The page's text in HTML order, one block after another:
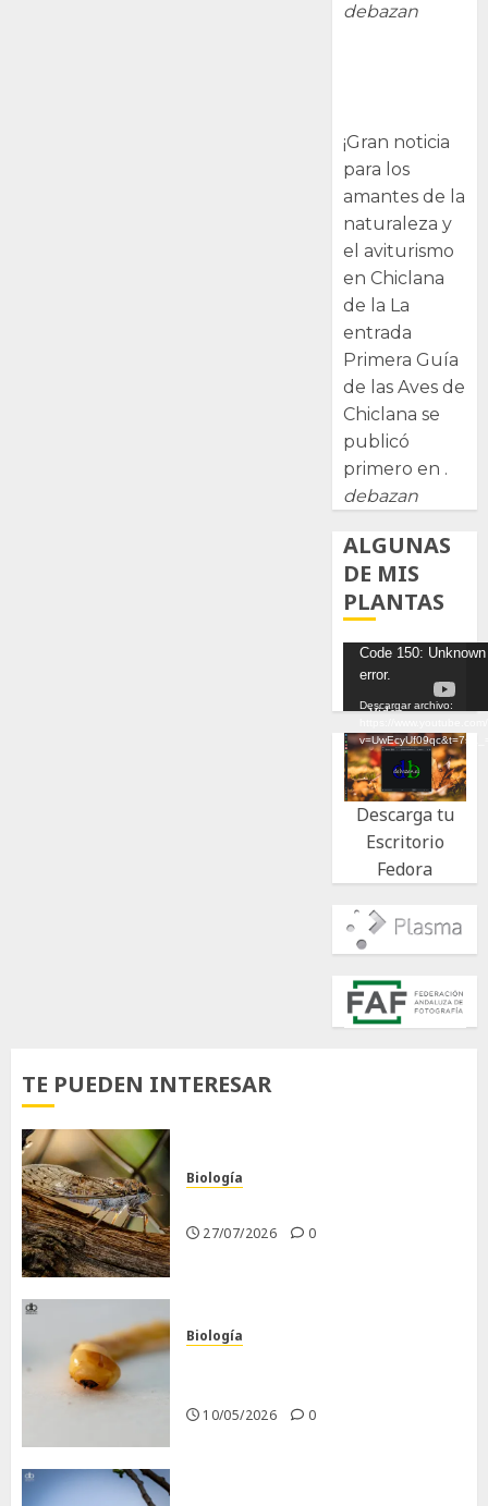
debazan
¡Gran noticia
para los
amantes de la
naturaleza y
el aviturismo
en Chiclana
de la La
entrada
Primera Guía
de las Aves de
Chiclana se
publicó
primero en .
debazan
ALGUNAS
DE MIS
PLANTAS
Reproductor
de
vídeo
Code 150: Unknown
error.
Descargar archivo:
Descarga tu
Escritorio
Fedora
TE PUEDEN INTERESAR
Biología
27/07/2026 0
Biología
10/05/2026 0